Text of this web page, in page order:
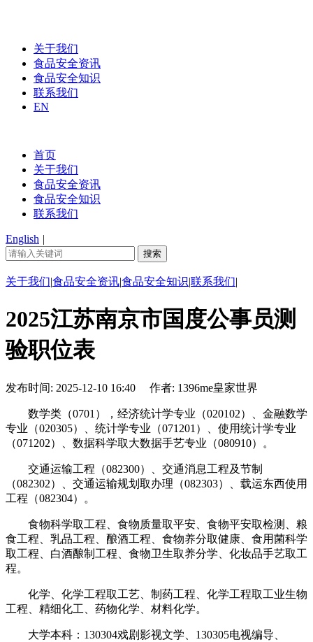
关于我们
食品安全资讯
食品安全知识
联系我们
EN
首页
关于我们
食品安全资讯
食品安全知识
联系我们
English |
关于我们|食品安全资讯|食品安全知识|联系我们|
2025江苏南京市国度公事员测
验职位表
发布时间: 2025-12-10 16:40 作者: 1396me皇家世界
数学类（0701），经济统计学专业（020102）、金融数学
专业（020305）、统计学专业（071201）、使用统计学专业
（071202）、数据科学取大数据手艺专业（080910）。
交通运输工程（082300）、交通消息工程及节制
（082302）、交通运输规划取办理（082303）、载运东西使用
工程（082304）。
食物科学取工程、食物质量取平安、食物平安取检测、粮
食工程、乳品工程、酿酒工程、食物养分取健康、食用菌科学
取工程、白酒酿制工程、食物卫生取养分学、化妆品手艺取工
程。
化学、化学工程取工艺、制药工程、化学工程取工业生物
工程、精细化工、药物化学、材料化学。
大学本科：130304戏剧影视文学、130305电视编导、